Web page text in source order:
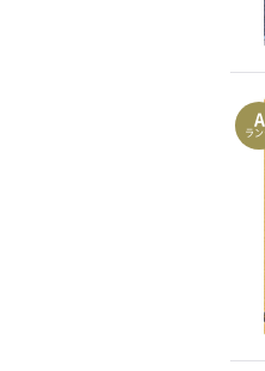
セガサ
メガド
PCエン
ゲーム
映像ブ
映像ブ
A
ラ